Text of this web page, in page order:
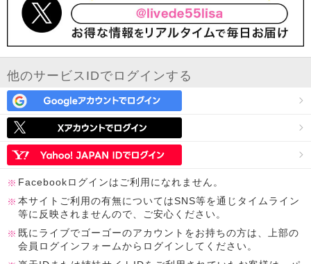
他のサービスIDでログインする
Facebookログインはご利用になれません。
本サイトご利用の有無についてはSNS等を通じタイムライン
等に反映されませんので、ご安心ください。
既にライブでゴーゴーのアカウントをお持ちの方は、上部の
会員ログインフォームからログインしてください。